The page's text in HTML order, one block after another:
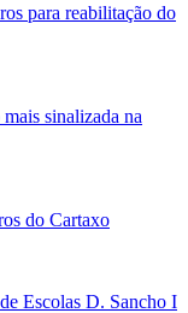
para reabilitação do
sinalizada na
do Cartaxo
Escolas D. Sancho I